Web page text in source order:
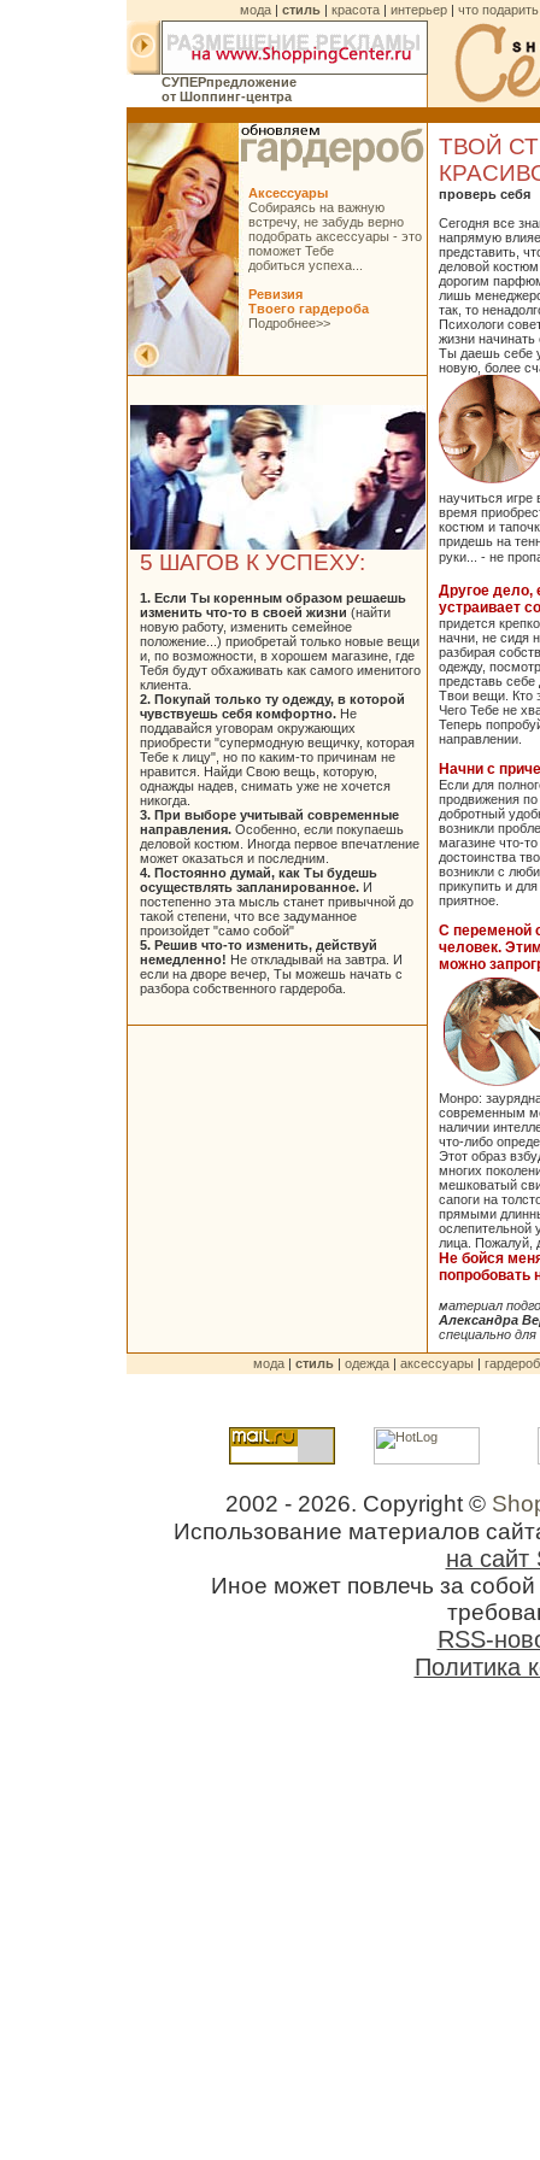
мода | стиль| красота| интерьер| что подарить
CУПЕРпредложение
от Шоппинг-центра
Аксессуары
Собираясь на важную
встречу, не забудь верно
подобрать аксессуары - это
поможет Тебе
добиться успеха...
Ревизия
Твоего гардероба
Подробнее>>
5 ШАГОВ К УСПЕХУ:
1. Если Ты коренным образом решаешь
изменить что-то в своей жизни (найти
новую работу, изменить семейное
положение...) приобретай только новые вещи
и, по возможности, в хорошем магазине, где
Тебя будут обхаживать как самого именитого
клиента.
2. Покупай только ту одежду, в которой
чувствуешь себя комфортно. Не
поддавайся уговорам окружающих
приобрести "супермодную вещичку, которая
Тебе к лицу", но по каким-то причинам не
нравится. Найди Свою вещь, которую,
однажды надев, снимать уже не хочется
никогда.
3. При выборе учитывай современные
направления. Особенно, если покупаешь
деловой костюм. Иногда первое впечатление
может оказаться и последним.
4. Постоянно думай, как Ты будешь
осуществлять запланированное. И
постепенно эта мысль станет привычной до
такой степени, что все задуманное
произойдет "само собой"
5. Решив что-то изменить, действуй
немедленно! Не откладывай на завтра. И
если на дворе вечер, Ты можешь начать с
разбора собственного гардероба.
ТВОЙ
проверь себя
Сегодня все
напрямую
представить,
деловой
дорогим
лишь
так, то
Психологи
жизни
Ты даешь себе
новую, более
научиться игре
время
костюм и
придешь на
руки... - не
Другое дело,
устраивает
придется
начни, не сидя
разбирая
одежду,
представь себе
Твои вещи. Кто
Чего Тебе не
Теперь
направлении.
Начни с
Если для
продвижения
добротный
возникли
магазине что-
достоинства
возникли с
прикупить и
приятное.
С переменой
человек.
можно
Монро:
современным
наличии
что-либо
Этот образ
многих
мешковатый
сапоги на
прямыми
ослепительной
лица. Пожалуй,
Не бойся
попробовать
материал
Александра
специально
мода| стиль| одежда| аксессуары | гардероб
2002 - 2026. Copyright ©
Использование материалов
на сайт
Иное может повлечь за
RSS-
Политика